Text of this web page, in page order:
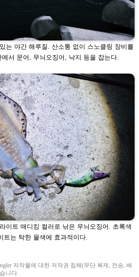
는 야간 해루질. 산소통 없이 스노클링 장비를
에서 문어, 무늬오징어, 낙지 등을 잡는다.
이트 매디킹 컬러로 낚은 무늬오징어. 초록색
트는 탁한 물색에 효과적이다.
저작물에 대한 저작권 침해(무단 복제, 전송, 배
니다.